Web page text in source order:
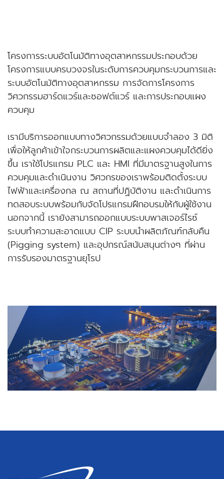
โครงการระบบอัตโนมัติทางอุตสาหกรรมประกอบด้วย
โครงการแบบครบวงจรในระดับการควบคุมกระบวนการและ
ระบบอัตโนมัติทางอุตสาหกรรม การจัดการโครงการ
วิศวกรรมฮาร์ดแวร์และซอฟต์แวร์ และการประกอบแผง
ควบคุม
เรามีบริการออกแบบทางวิศวกรรมด้วยแบบจำลอง 3 มิติ
เพื่อให้ลูกค้าเข้าใจกระบวนการผลิตและแผงควบคุมได้ดียิ่ง
ขึ้น เราใช้โปรแกรม PLC และ HMI ที่มีมาตรฐานสูงในการ
ควบคุมและดำเนินงาน วิศวกรของเราพร้อมติดตั้งระบบ
ไฟฟ้าและเครื่องกล ณ สถานที่ปฏิบัติงาน และดำเนินการ
ทดสอบระบบพร้อมกับจัดโปรแกรมฝึกอบรมให้กับผู้ใช้งาน
นอกจากนี้ เรายังสามารถออกแบบระบบพาสเจอร์ไรซ์
ระบบทำความสะอาดแบบ CIP ระบบนำผลิตภัณฑ์กลับคืน
(Pigging system) และอุปกรณ์สนับสนุนต่างๆ ที่ผ่าน
การรับรองมาตรฐานยุโรป